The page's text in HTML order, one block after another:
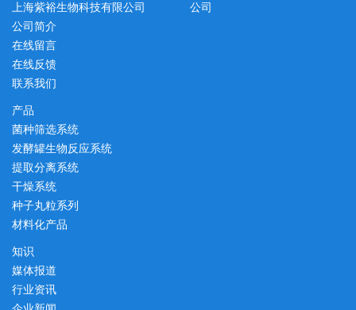
上海紫裕生物科技有限公司
公司简介
在线留言
在线反馈
联系我们
产品
菌种筛选系统
发酵罐生物反应系统
提取分离系统
干燥系统
种子丸粒系列
材料化产品
知识
媒体报道
行业资讯
公司